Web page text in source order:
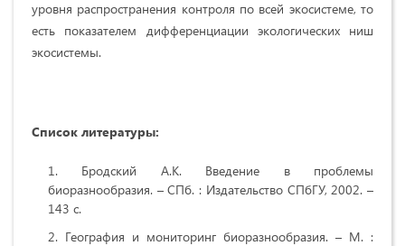
уровня распространения контроля по всей экосистеме, то
есть показателем дифференциации экологических ниш
экосистемы.
Список литературы:
Бродский А.К. Введение в проблемы
биоразнообразия. – СПб. : Издательство СПбГУ, 2002. –
143 с.
География и мониторинг биоразнообразия. – М. :